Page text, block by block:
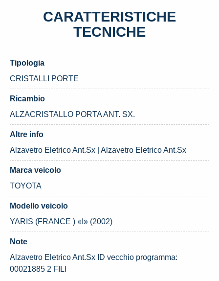
CARATTERISTICHE
TECNICHE
Tipologia
CRISTALLI PORTE
Ricambio
ALZACRISTALLO PORTA ANT. SX.
Altre info
Alzavetro Eletrico Ant.Sx | Alzavetro Eletrico Ant.Sx
Marca veicolo
TOYOTA
Modello veicolo
YARIS (FRANCE ) «I» (2002)
Note
Alzavetro Eletrico Ant.Sx ID vecchio programma:
00021885 2 FILI